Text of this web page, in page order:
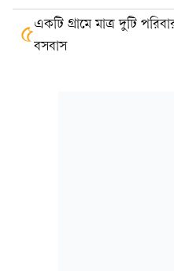
৫একটি গ্রামে মাত্র দুটি
বসবাস